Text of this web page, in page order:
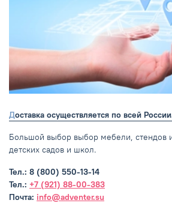
Доставка осуществляется по всей
Большой выбор выбор мебели, стендов
детских садов и школ.
Тел.: 8 (800) 550-13-14
Тел.: +7 (921) 88-00-383
Почта: info@adventer.su